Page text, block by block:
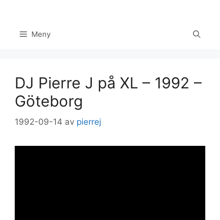
innehåll Meny
DJ Pierre J på XL – 1992 –
Göteborg
1992-09-14 av pierrej